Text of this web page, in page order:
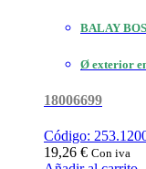
BALAY
Ø exterior
18006699
Código:
19,26 € Con iva